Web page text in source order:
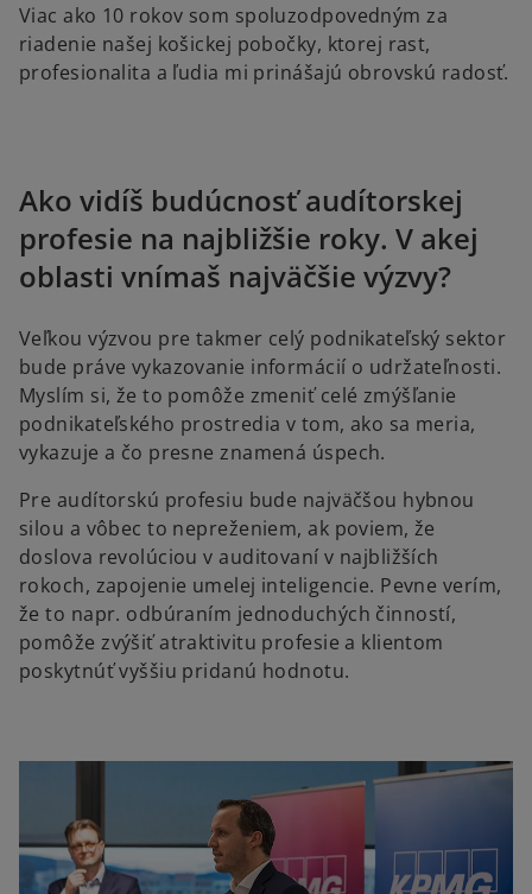
Viac ako 10 rokov som spoluzodpovedným za
riadenie našej košickej pobočky, ktorej rast,
profesionalita a ľudia mi prinášajú obrovskú radosť.
Ako vidíš budúcnosť audítorskej
profesie na najbližšie roky. V akej
oblasti vnímaš najväčšie výzvy?
Veľkou výzvou pre takmer celý podnikateľský sektor
bude práve vykazovanie informácií o udržateľnosti.
Myslím si, že to pomôže zmeniť celé zmýšľanie
podnikateľského prostredia v tom, ako sa meria,
vykazuje a čo presne znamená úspech.
Pre audítorskú profesiu bude najväčšou hybnou
silou a vôbec to nepreženiem, ak poviem, že
doslova revolúciou v auditovaní v najbližších
rokoch, zapojenie umelej inteligencie. Pevne verím,
že to napr. odbúraním jednoduchých činností,
pomôže zvýšiť atraktivitu profesie a klientom
poskytnúť vyššiu pridanú hodnotu.